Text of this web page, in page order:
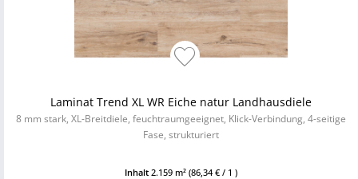
Laminat Trend XL WR Eiche natur Landhausdiele
8 mm stark, XL-Breitdiele, feuchtraumgeeignet, Klick-Verbindung, 4-seitige
Fase, strukturiert
Inhalt 2.159 m² (86,34 € / 1 )